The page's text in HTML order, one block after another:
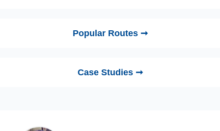
Popular Routes ➞
Case Studies ➞